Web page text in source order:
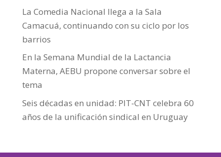
La Comedia Nacional llega a la Sala
Camacuá, continuando con su ciclo por los
barrios
En la Semana Mundial de la Lactancia
Materna, AEBU propone conversar sobre el
tema
Seis décadas en unidad: PIT-CNT celebra 60
años de la unificación sindical en Uruguay